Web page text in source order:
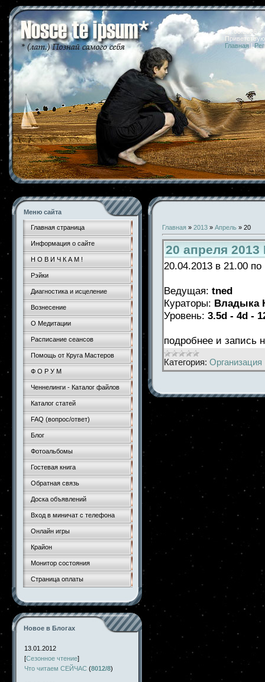
07.08.2026
Главная |
Меню сайта
Главная страница
Информация о сайте
Н О В И Ч К А М !
Рэйки
Диагностика и исцеление
Вознесение
О Медитации
Расписание сеансов
Помощь от Круга Мастеров
Ф О Р У М
Ченнелинги - Каталог файлов
Каталог статей
FAQ (вопрос/ответ)
Блог
Фотоальбомы
Гостевая книга
Обратная связь
Доска объявлений
Вход в миничат с телефона
Онлайн игры
Крайон
Монитор состояния
Страница оплаты
Новое в Блогах
13.01.2012
[Сезонное чтение]
Что читаем СЕЙЧАС (8012/8)
Главная » 2013 » Апрель » 20
20 апреля
20.04.2013 в 21.00
Ведущая: tned
Кураторы: Владыка
Уровень: 3.5d - 4d -
подробнее и
Категория: